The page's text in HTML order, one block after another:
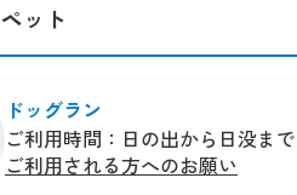
ペット
ドッグラン
ご利用時間：日の出から日没まで
ご利用される方へのお願い